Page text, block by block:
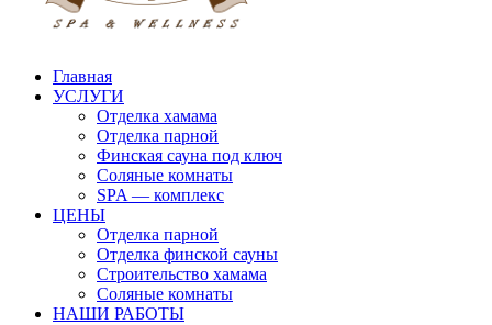
Главная
УСЛУГИ
Отделка хамама
Отделка парной
Финская сауна под ключ
Соляные комнаты
SPA — комплекс
ЦЕНЫ
Отделка парной
Отделка финской сауны
Строительство хамама
Соляные комнаты
НАШИ РАБОТЫ